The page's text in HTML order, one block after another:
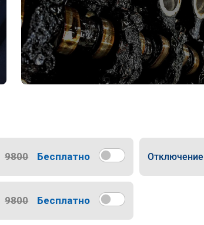
9800 Бесплатно
9800 Бесплатно